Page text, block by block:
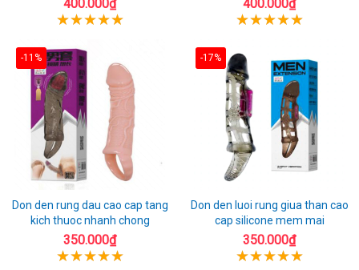
400.000₫ 400.000₫
-11%
Don den rung dau cao cap tang
kich thuoc nhanh chong
350.000₫
-17%
Don den luoi rung giua than cao
cap silicone mem mai
350.000₫